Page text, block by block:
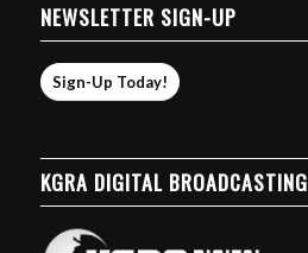
NEWSLETTER SIGN-UP
Sign-Up Today!
KGRA DIGITAL BROADCASTING